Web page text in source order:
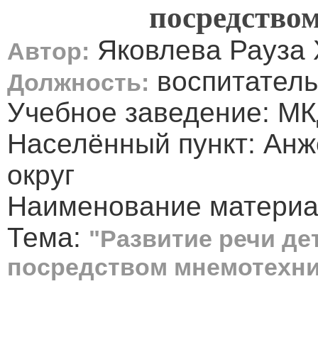
Автор: Яковлева Рауза
Должность: воспитатель
Учебное заведение:
Населённый пункт:
округ
Наименование
Тема: "Развитие речи
посредством